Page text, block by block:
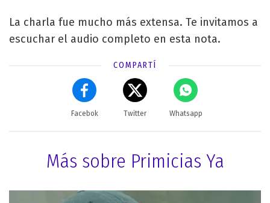
La charla fue mucho más extensa. Te invitamos a
escuchar el audio completo en esta nota.
COMPARTÍ
Facebok Twitter Whatsapp
Más sobre Primicias Ya